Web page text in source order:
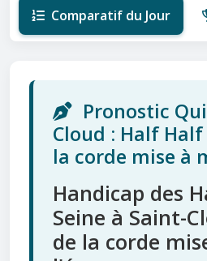
Comparatif du Jour
Pronostic
Cloud : Half
la corde mise à
Handicap des
Seine à Saint-
de la corde